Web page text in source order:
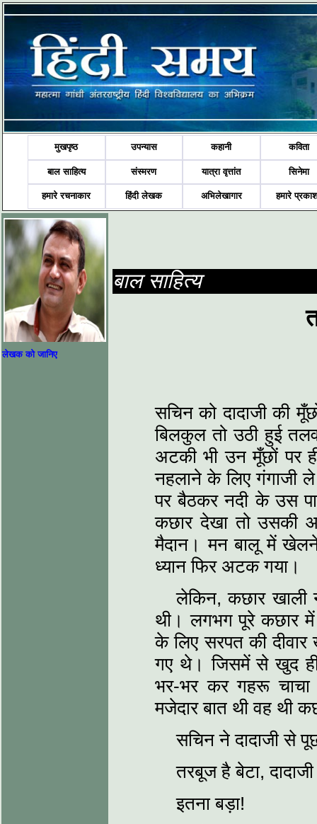
मुखपृष्ठ उपन्यास कहानी कविता
बाल साहित्य संस्मरण यात्रा वृत्तांत सिनेमा
हमारे रचनाकार हिंदी लेखक अभिलेखागार हमारे
लेखक को जानिए
बाल साहित्य
सचिन को दादाजी की
बिलकुल तो उठी हुई
अटकी भी उन मूँछों पर
नहलाने के लिए गंगाजी
पर बैठकर नदी के उस
कछार देखा तो उसकी
मैदान। मन बालू में
ध्यान फिर अटक गया।
लेकिन, कछार खाली
थी। लगभग पूरे कछार
के लिए सरपत की
गए थे। जिसमें से खुद ही
भर-भर कर गहरू
मजेदार बात थी वह थी
सचिन ने दादाजी से
तरबूज है बेटा,
इतना बड़ा!